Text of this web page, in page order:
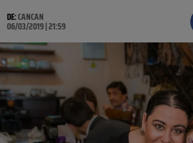
DE:CANCAN
06/03/2019 | 21:59